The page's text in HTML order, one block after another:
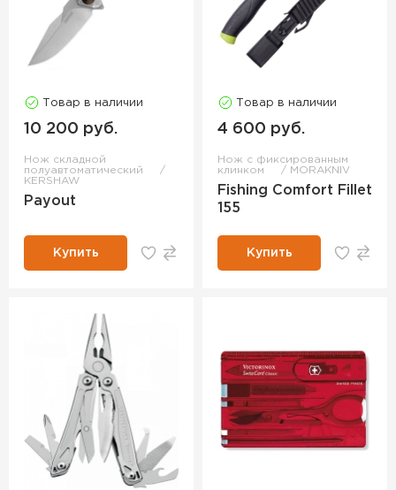
Товар в наличии
10 200 руб.
Нож складной
полуавтоматический
KERSHAW
Payout
Купить
Товар в наличии
4 600 руб.
Нож с фиксированным
клинком
MORAKNIV
Fishing Comfort Fillet
155
Купить